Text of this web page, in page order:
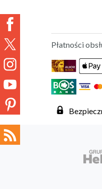
Płatności